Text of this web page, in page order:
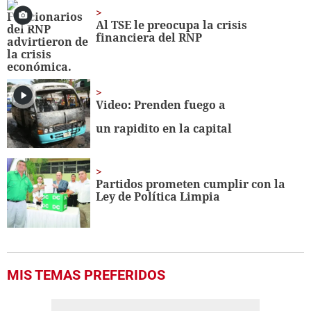
23
seconds
Al TSE le preocupa la crisis
financiera del RNP
Video: Prenden fuego a
un rapidito en la capital
Partidos prometen cumplir con la
Ley de Política Limpia
MIS TEMAS PREFERIDOS